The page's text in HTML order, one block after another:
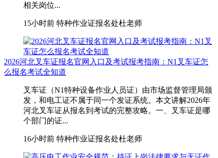
相关岗位...
15小时前 特种作业证报名处杜老师
2026河北叉车证报名官网入口及考试报考指南：N1叉车证怎
么报名考试全知道
叉车证（N1特种设备作业人员证）由市场监督管理局颁
发，和电工证不属于同一个发证系统。本文讲解2026年
河北叉车证从报名到考试的完整攻略。一、叉车证是哪
个部门的证...
16小时前 特种作业证报名处杜老师